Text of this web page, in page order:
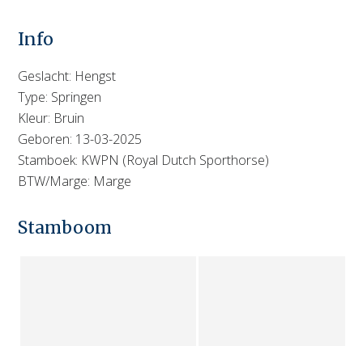
Info
Geslacht: Hengst
Type: Springen
Kleur: Bruin
Geboren: 13-03-2025
Stamboek: KWPN (Royal Dutch Sporthorse)
BTW/Marge: Marge
Stamboom